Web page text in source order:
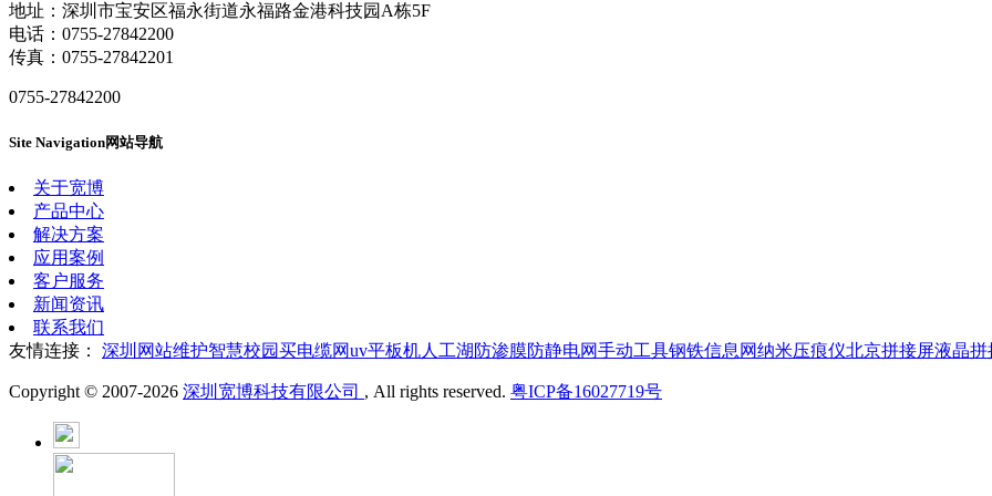
地址：深圳市宝安区福永街道永福路金港科技园A栋5F
电话：0755-27842200
传真：0755-27842201
0755-27842200
Site Navigation网站导航
关于宽博
产品中心
解决方案
应用案例
客户服务
新闻资讯
联系我们
友情连接：
深圳网站维护智慧校园买电缆网uv平板机人工湖防渗膜防静电网手动工具钢铁信息网纳米压痕仪北京拼接屏液晶拼
Copyright © 2007-2026 深圳宽博科技有限公司 , All rights reserved. 粤ICP备16027719号